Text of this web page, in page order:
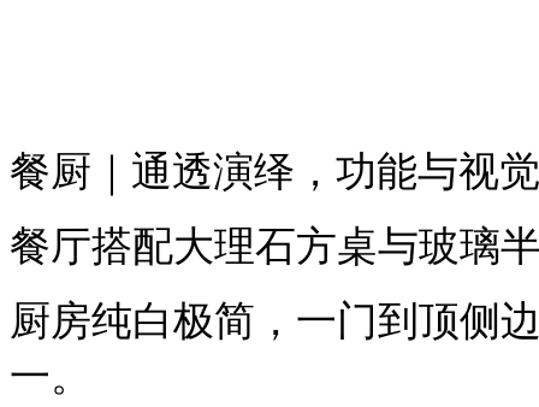
餐厨｜通透演绎，功能与视
餐厅搭配大理石方桌与玻璃
厨房纯白极简，一门到顶侧
一。